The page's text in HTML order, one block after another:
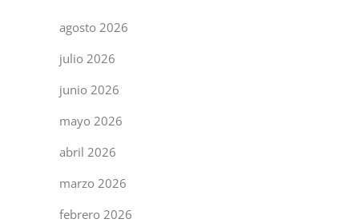
agosto 2026
julio 2026
junio 2026
mayo 2026
abril 2026
marzo 2026
febrero 2026